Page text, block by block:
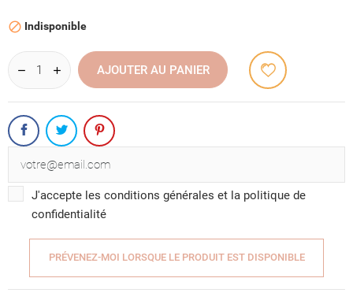
 Indisponible
AJOUTER AU PANIER
J'accepte les conditions générales et la politique de
confidentialité
PRÉVENEZ-MOI LORSQUE LE PRODUIT EST DISPONIBLE
MES LISTES D'ENVIES
add_circle_outline
CRÉER UNE LISTE D'ENVIES
NOM DE LA LISTE D'ENVIES
CONNEXION
VOUS DEVEZ ÊTRE CONNECTÉ POUR AJOUTER DES
PRODUITS À VOTRE LISTE D'ENVIES.